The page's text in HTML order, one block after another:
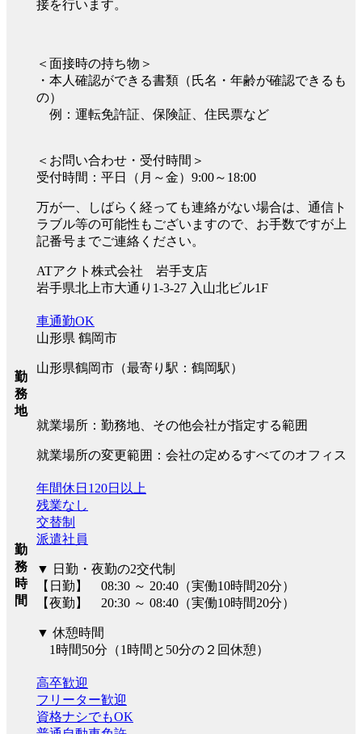
接を行います。
＜面接時の持ち物＞
・本人確認ができる書類（氏名・年齢が確認できるも
の）
例：運転免許証、保険証、住民票など
＜お問い合わせ・受付時間＞
受付時間：平日（月～金）9:00～18:00
万が一、しばらく経っても連絡がない場合は、通信ト
ラブル等の可能性もございますので、お手数ですが上
記番号までご連絡ください。
ATアクト株式会社 岩手支店
岩手県北上市大通り1-3-27 入山北ビル1F
勤
務
地
車通勤OK
山形県 鶴岡市
山形県鶴岡市（最寄り駅：鶴岡駅）
就業場所：勤務地、その他会社が指定する範囲
就業場所の変更範囲：会社の定めるすべてのオフィス
勤
務
時
間
年間休日120日以上
残業なし
交替制
派遣社員
▼ 日勤・夜勤の2交代制
【日勤】 08:30 ～ 20:40（実働10時間20分）
【夜勤】 20:30 ～ 08:40（実働10時間20分）
▼ 休憩時間
1時間50分（1時間と50分の２回休憩）
高卒歓迎
フリーター歓迎
資格ナシでもOK